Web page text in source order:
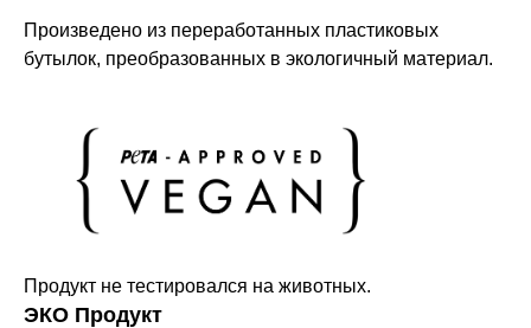
Произведено из переработанных пластиковых
бутылок, преобразованных в экологичный материал.
Продукт не тестировался на животных.
ЭКО Продукт
Договор-оферта
Политика конфиденциальности
Контакты